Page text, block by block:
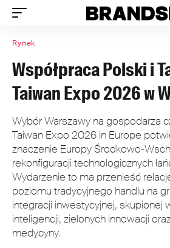
Rynek
Współpraca Polski i
Taiwan Expo 2026 w
Wybór Warszawy na gospodarza
Taiwan Expo 2026 in Europe
znaczenie Europy Środkowo-
rekonfiguracji technologicznych
Wydarzenie to ma przenieść
poziomu tradycyjnego handlu na
integracji inwestycyjnej, skupionej
inteligencji, zielonych innowacji
medycyny.